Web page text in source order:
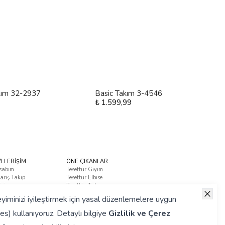
iyileştirmek için yasal düzenlemelere uygun
kullanıyoruz. Detaylı bilgiye Gizlilik ve Çerez
32-2937
Basic Takım 3-4546
₺ 1.599,99
ERİŞİM
Takip
ÖNE ÇIKANLAR
Tesettür Giyim
Tesettür Elbise
Tesettür Takım